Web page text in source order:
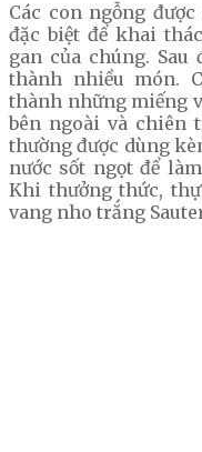
Các con ngỗng
đặc biệt để khai
gan của chúng. Sau
thành nhiều món.
thành những miếng
bên ngoài và chiên
thường được dùng
nước sốt ngọt để
Khi thưởng thức,
vang nho trắng